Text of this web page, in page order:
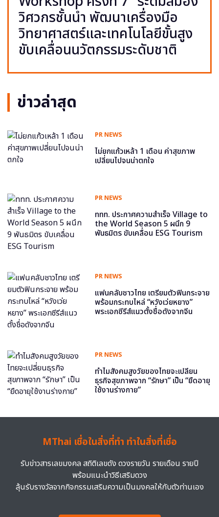
วิศวกรชั้นนำ พัฒนาเครื่องมือ
วิทยาศาสตร์และเทคโนโลยีขั้นสูง
ขับเคลื่อนนวัตกรรมระดับชาติ
ข่าวล่าสุด
PR NEWS
ไม่ยกแก้วเหล้า 1 เดือน ค่าสุขภาพ
เปลี่ยนไปจนน่าตกใจ
PR NEWS
ททท. ประกาศความสำเร็จ Village to
the World Season 5 ผนึก 9
พันธมิตร ขับเคลื่อน ESG Tourism
PR NEWS
แฟนคลับชาวไทย เตรียมตัวฟินกระจาย
พร้อมกระทบไหล่ “หวังเว่ยหยาง”
พระเอกซีรีส์แนวตั้งชื่อดังจากจีน
PR NEWS
ทำไมสังคมสูงวัยของไทยจะเปลี่ยน
ธุรกิจสุขภาพจาก “รักษา” เป็น “ยืดอายุ
ใช้งานร่างกาย”
MThai เชื่อในสิ่งที่ทำ ทำในสิ่งที่เชื่อ
รับข่าวสารเลขมงคล สถิติเลขดัง ดวงรายวัน รายเดือน รายปี
พร้อมแนะนำวิธีเสริมดวง
ลุ้นรับรางวัลจากกิจกรรมเสริมความเป็นมงคลให้กับตัวท่านเอง